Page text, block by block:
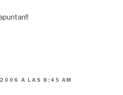
2006 A LAS 8:45 AM